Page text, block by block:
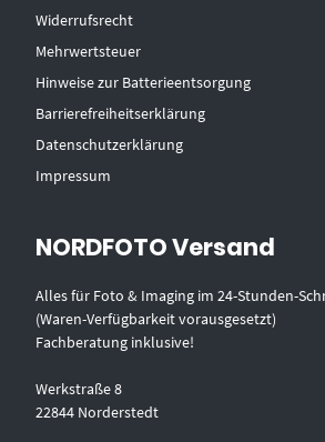
Widerrufsrecht
Mehrwertsteuer
Hinweise zur Batterieentsorgung
Barrierefreiheitserklärung
Datenschutzerklärung
Impressum
NORDFOTO Versand
Alles für Foto & Imaging im 24-Stunden-
(Waren-Verfügbarkeit vorausgesetzt)
Fachberatung inklusive!
Werkstraße 8
22844 Norderstedt